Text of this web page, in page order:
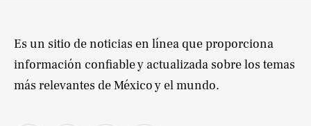
Es un sitio de noticias en línea que proporciona
información confiable y actualizada sobre los temas
más relevantes de México y el mundo.